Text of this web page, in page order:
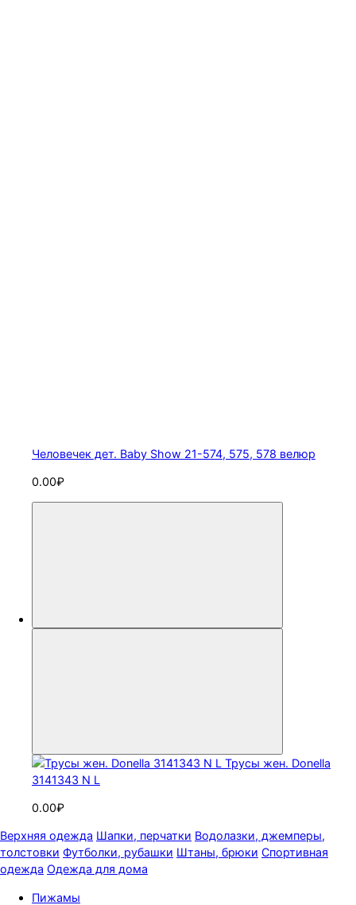
Человечек дет. Baby Show 21-574, 575, 578 велюр
0.00₽
Трусы жен. Donella
3141343 N L
0.00₽
Верхняя одежда Шапки, перчатки Водолазки, джемперы,
толстовки Футболки, рубашки Штаны, брюки Спортивная
одежда Одежда для дома
Пижамы